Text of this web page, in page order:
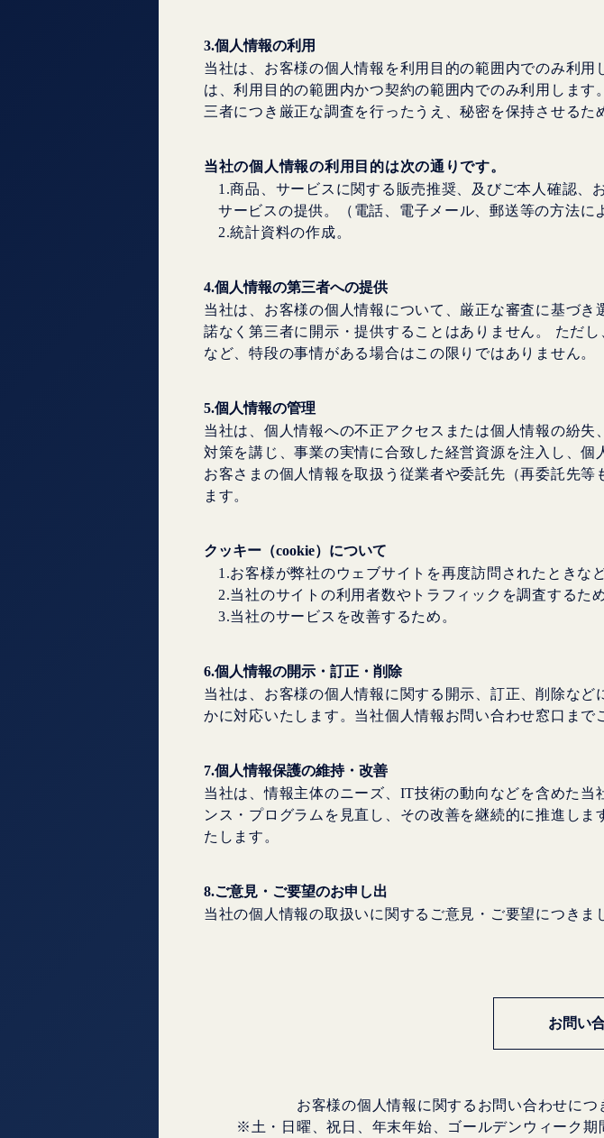
3.個人情報の利用
当社は、お客様の個人情報を利用目的の範囲内でのみ利
は、利用目的の範囲内かつ契約の範囲内でのみ利用しま
三者につき厳正な調査を行ったうえ、秘密を保持させるた
当社の個人情報の利用目的は次の通りです。
1.商品、サービスに関する販売推奨、及びご本人確認、
サービスの提供。（電話、電子メール、郵送等の方法に
2.統計資料の作成。
4.個人情報の第三者への提供
当社は、お客様の個人情報について、厳正な審査に基づ
諾なく第三者に開示・提供することはありません。 ただ
など、特段の事情がある場合はこの限りではありません。
5.個人情報の管理
当社は、個人情報への不正アクセスまたは個人情報の紛
対策を講じ、事業の実情に合致した経営資源を注入し、
お客さまの個人情報を取扱う従業者や委託先（再委託先
ます。
クッキー（cookie）について
1.お客様が弊社のウェブサイトを再度訪問されたときな
2.当社のサイトの利用者数やトラフィックを調査するため
3.当社のサービスを改善するため。
6.個人情報の開示・訂正・削除
当社は、お客様の個人情報に関する開示、訂正、削除な
かに対応いたします。当社個人情報お問い合わせ窓口まで
7.個人情報保護の維持・改善
当社は、情報主体のニーズ、IT技術の動向などを含めた
ンス・プログラムを見直し、その改善を継続的に推進し
たします。
8.ご意見・ご要望のお申し出
当社の個人情報の取扱いに関するご意見・ご要望につき
お問い
お客様の個人情報に関するお問い合わせに
※土・日曜、祝日、年末年始、ゴールデンウィーク期